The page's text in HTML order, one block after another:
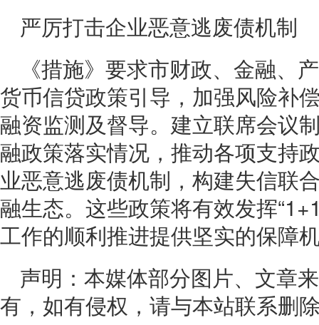
严厉打击企业恶意逃废债机制
《措施》要求市财政、金融、
货币信贷政策引导，加强风险补
融资监测及督导。建立联席会议
融政策落实情况，推动各项支持
业恶意逃废债机制，构建失信联
融生态。这些政策将有效发挥
工作的顺利推进提供坚实的保障
声明：本媒体部分图片、文章
有，如有侵权，请与本站联系删